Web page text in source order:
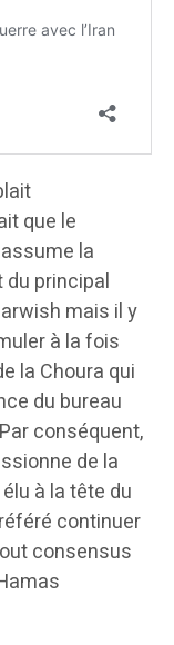
que le
la
du principal
mais il y
à la fois
la Choura qui
du bureau
conséquent,
de la
à la tête du
continuer
consensus